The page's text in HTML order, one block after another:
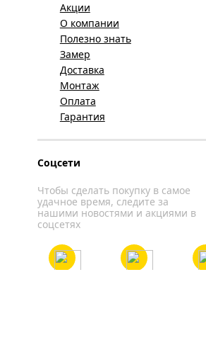
Акции
О компании
Полезно знать
Замер
Доставка
Монтаж
Оплата
Гарантия
Соцсети
Чтобы сделать покупку в самое
удачное время, следите за
нашими новостями и акциями в
соцсетях